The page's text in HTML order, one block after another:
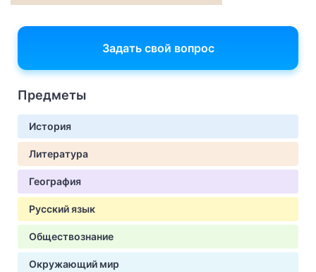
Задать свой вопрос
Предметы
История
Литература
География
Русский язык
Обществознание
Окружающий мир